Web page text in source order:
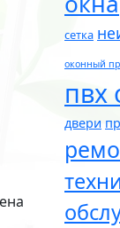
сетка
оконный
пвх
двери